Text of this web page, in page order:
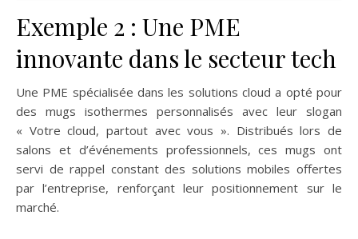
Exemple 2 : Une PME
innovante dans le secteur tech
Une PME spécialisée dans les solutions cloud a opté pour
des mugs isothermes personnalisés avec leur slogan
« Votre cloud, partout avec vous ». Distribués lors de
salons et d’événements professionnels, ces mugs ont
servi de rappel constant des solutions mobiles offertes
par l’entreprise, renforçant leur positionnement sur le
marché.